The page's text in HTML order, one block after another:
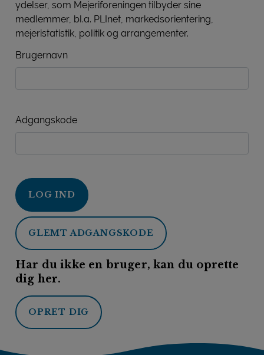
ydelser, som Mejeriforeningen tilbyder sine
medlemmer, bl.a. PLInet, markedsorientering,
mejeristatistik, politik og arrangementer.
Brugernavn
Adgangskode
LOG IND
GLEMT ADGANGSKODE
Har du ikke en bruger, kan du oprette
dig her.
OPRET DIG